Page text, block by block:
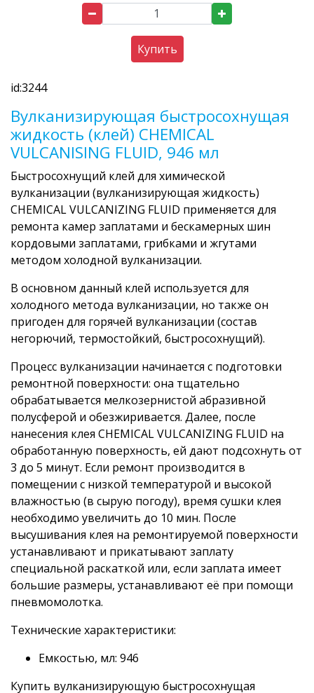
Купить
id:3244
Вулканизирующая быстросохнущая
жидкость (клей) CHEMICAL
VULCANISING FLUID, 946 мл
Быстросохнущий клей для химической
вулканизации (вулканизирующая жидкость)
CHEMICAL VULCANIZING FLUID применяется для
ремонта камер заплатами и бескамерных шин
кордовыми заплатами, грибками и жгутами
методом холодной вулканизации.
В основном данный клей используется для
холодного метода вулканизации, но также он
пригоден для горячей вулканизации (состав
негорючий, термостойкий, быстросохнущий).
Процесс вулканизации начинается с подготовки
ремонтной поверхности: она тщательно
обрабатывается мелкозернистой абразивной
полусферой и обезжиривается. Далее, после
нанесения клея CHEMICAL VULCANIZING FLUID на
обработанную поверхность, ей дают подсохнуть от
3 до 5 минут. Если ремонт производится в
помещении с низкой температурой и высокой
влажностью (в сырую погоду), время сушки клея
необходимо увеличить до 10 мин. После
высушивания клея на ремонтируемой поверхности
устанавливают и прикатывают заплату
специальной раскаткой или, если заплата имеет
большие размеры, устанавливают её при помощи
пневмомолотка.
Технические характеристики:
Емкостью, мл: 946
Купить вулканизирующую быстросохнущая